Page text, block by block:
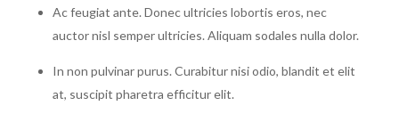
Ac feugiat ante. Donec ultricies lobortis eros, nec
auctor nisl semper ultricies. Aliquam sodales nulla dolor.
In non pulvinar purus. Curabitur nisi odio, blandit et elit
at, suscipit pharetra efficitur elit.